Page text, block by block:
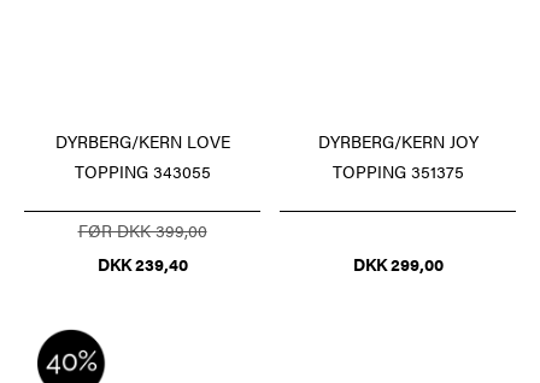
DYRBERG/KERN LOVE
TOPPING 343055
FØR DKK 399,00
DKK 239,40
DYRBERG/KERN JOY
TOPPING 351375
DKK 299,00